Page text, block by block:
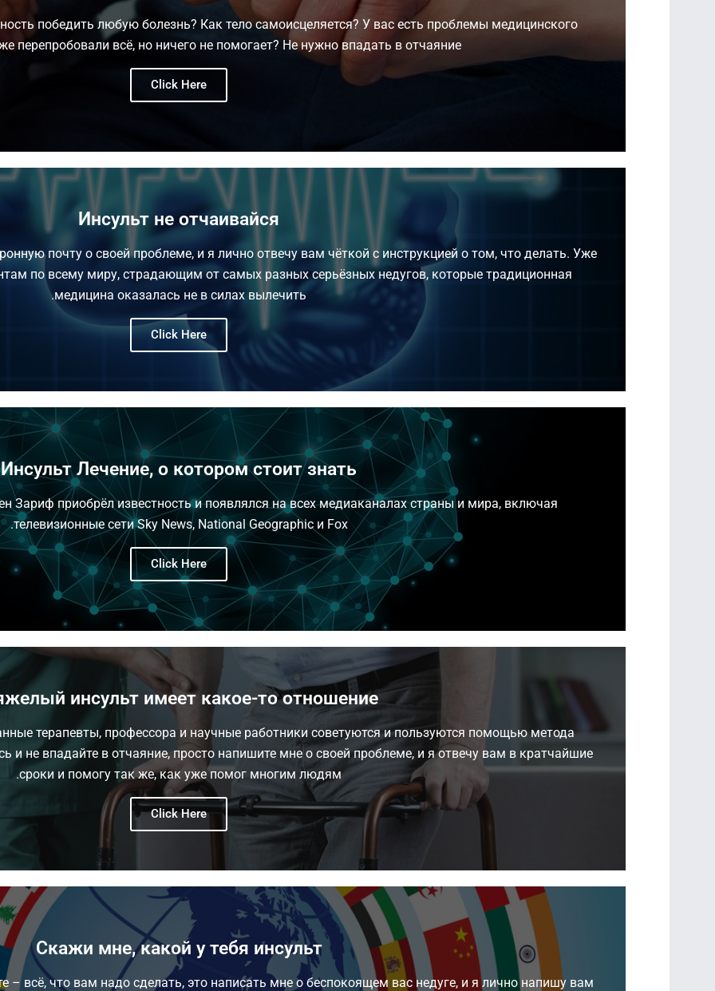
победить любую болезнь? Как тело самоисцеляется? У вас есть проблемы медицинского
перепробовали всё, но ничего не помогает? Не нужно впадать в отчаяние.
Click Here
Инсульт не отчаивайся
почту о своей проблеме, и я лично отвечу вам чёткой с инструкцией о том, что делать. Уже
по всему миру, страдающим от самых разных серьёзных недугов, которые традиционная
медицина оказалась не в силах вылечить.
Click Here
Инсульт Лечение, о котором стоит знать
Зариф приобрёл известность и появлялся на всех медиаканалах страны и мира, включая
телевизионные сети Sky News, National Geographic и Fox.
Click Here
инсульт имеет какое-то отношение.
терапевты, профессора и научные работники советуются и пользуются помощью метода
и не впадайте в отчаяние, просто напишите мне о своей проблеме, и я отвечу вам в кратчайшие
сроки и помогу так же, как уже помог многим людям.
Click Here
Скажи мне, какой у тебя инсульт
– всё, что вам надо сделать, это написать мне о беспокоящем вас недуге, и я лично напишу вам